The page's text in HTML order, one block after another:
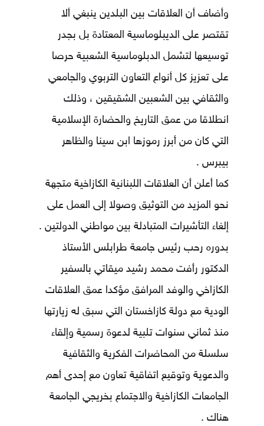
وأضاف أن العلاقات بين البلدين ينبغي ألا
تقتصر على الديبلوماسية المعتادة بل بجدر
توسيعها لتشمل الدبلوماسية الشعبية حرصا
على تعزيز كل أنواع التعاون التربوي والجامعي
والثقافي بين الشعبين الشقيقين ، وذلك
انطلاقا من عمق التاريخ والحضارة الإسلامية
التي كان من أبرز رموزها ابن سينا والظاهر
بيبرس .
كما أعلن أن العلاقات اللبنانية الكازاخية متجهة
نحو المزيد من التوثيق وصولا إلى العمل على
إلغاء التأشيرات المتبادلة بين مواطني الدولتين .
بدوره رحب رئيس جامعة طرابلس الأستاذ
الدكتور رأفت محمد رشيد ميقاتي بالسفير
الكازاخي والوفد المرافق مؤكدا عمق العلاقات
الودية مع دولة كازاخستان التي سبق له زيارتها
منذ ثماني سنوات تلبية لدعوة رسمية وإلقاء
سلسلة من المحاضرات الفكرية والثقافية
والدعوية وتوقيع اتفاقية تعاون مع إحدى أهم
الجامعات الكازاخية والاجتماع بخريجي الجامعة
هناك .